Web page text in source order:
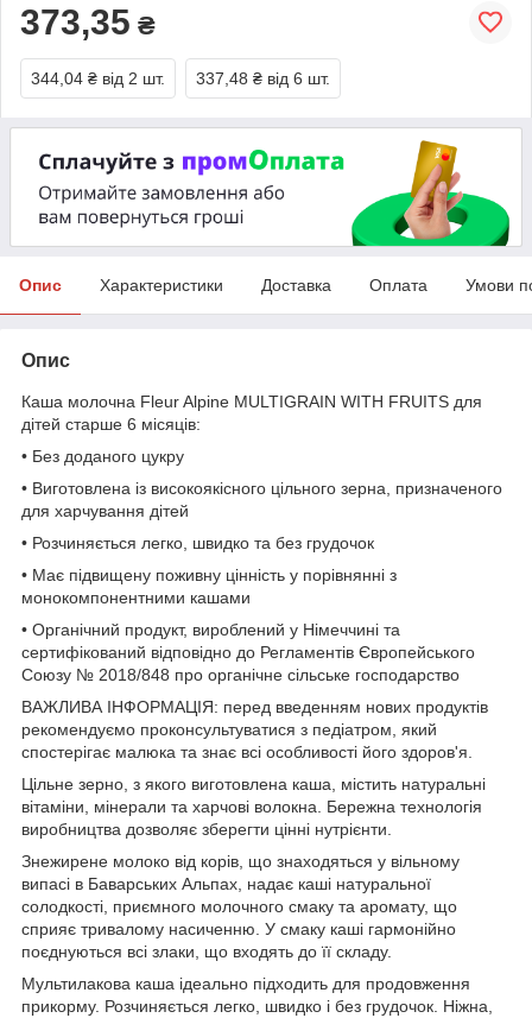
373,35 ₴
344,04 ₴ від 2 шт. 337,48 ₴ від 6 шт.
Опис Характеристики Доставка Оплата Умови
Опис
Каша молочна Fleur Alpine MULTIGRAIN WITH FRUITS для
дітей старше 6 місяців:
• Без доданого цукру
• Виготовлена із високоякісного цільного зерна, призначеного
для харчування дітей
• Розчиняється легко, швидко та без грудочок
• Має підвищену поживну цінність у порівнянні з
монокомпонентними кашами
• Органічний продукт, вироблений у Німеччині та
сертифікований відповідно до Регламентів Європейського
Союзу № 2018/848 про органічне сільське господарство
ВАЖЛИВА ІНФОРМАЦІЯ: перед введенням нових продуктів
рекомендуємо проконсультуватися з педіатром, який
спостерігає малюка та знає всі особливості його здоров'я.
Цільне зерно, з якого виготовлена каша, містить натуральні
вітаміни, мінерали та харчові волокна. Бережна технологія
виробництва дозволяє зберегти цінні нутрієнти.
Знежирене молоко від корів, що знаходяться у вільному
випасі в Баварських Альпах, надає каші натуральної
солодкості, приємного молочного смаку та аромату, що
сприяє тривалому насиченню. У смаку каші гармонійно
поєднуються всі злаки, що входять до її складу.
Мультилакова каша ідеально підходить для продовження
прикорму. Розчиняється легко, швидко і без грудочок. Ніжна,